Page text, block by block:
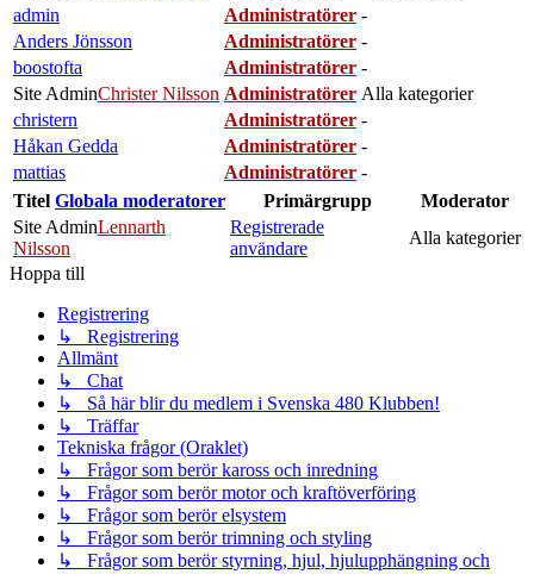
admin
Administratörer -
Anders Jönsson
Administratörer -
boostofta
Administratörer -
Site AdminChrister Nilsson Administratörer Alla kategorier
christern
Administratörer -
Håkan Gedda
Administratörer -
mattias
Administratörer -
Titel Globala moderatorer Primärgrupp
Moderator
Site AdminLennarth
Nilsson
Registrerade
användare
Alla kategorier
Hoppa till
Registrering
↳ Registrering
Allmänt
↳ Chat
↳ Så här blir du medlem i Svenska 480 Klubben!
↳ Träffar
Tekniska frågor (Oraklet)
↳ Frågor som berör kaross och inredning
↳ Frågor som berör motor och kraftöverföring
↳ Frågor som berör elsystem
↳ Frågor som berör trimning och styling
↳ Frågor som berör styrning, hjul, hjulupphängning och